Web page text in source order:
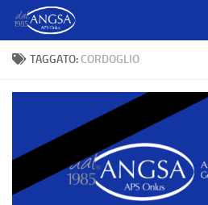
Salta al contenuto
TAGGATO: CORDOGLIO